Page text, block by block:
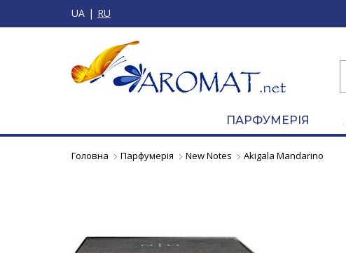
UA RU
ПАРФУМЕРІЯ
Головна Парфумерія New Notes Akigala Mandarino